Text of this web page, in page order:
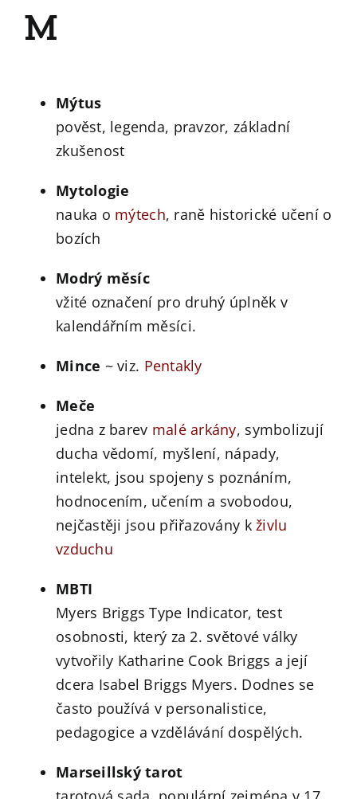
M
Mýtus
pověst, legenda, pravzor, základní
zkušenost
Mytologie
nauka o mýtech, raně historické učení o
bozích
Modrý měsíc
vžité označení pro druhý úplněk v
kalendářním měsíci.
Mince ~ viz. Pentakly
Meče
jedna z barev malé arkány, symbolizují
ducha vědomí, myšlení, nápady,
intelekt, jsou spojeny s poznáním,
hodnocením, učením a svobodou,
nejčastěji jsou přiřazovány kživlu
vzduchu
MBTI
Myers Briggs Type Indicator, test
osobnosti, který za 2. světové války
vytvořily Katharine Cook Briggs a její
dcera Isabel Briggs Myers. Dodnes se
často používá v personalistice,
pedagogice a vzdělávání dospělých.
Marseillský tarot